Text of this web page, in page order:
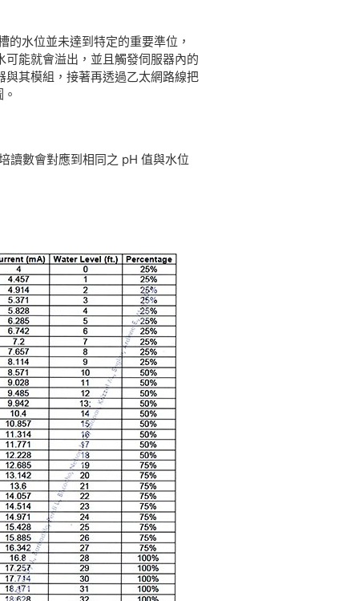
水位並未達到特定的重要準位，
能就會溢出，並且觸發伺服器內的
其模組，接著再透過乙太網路線把
讀數會對應到相同之 pH 值與水位